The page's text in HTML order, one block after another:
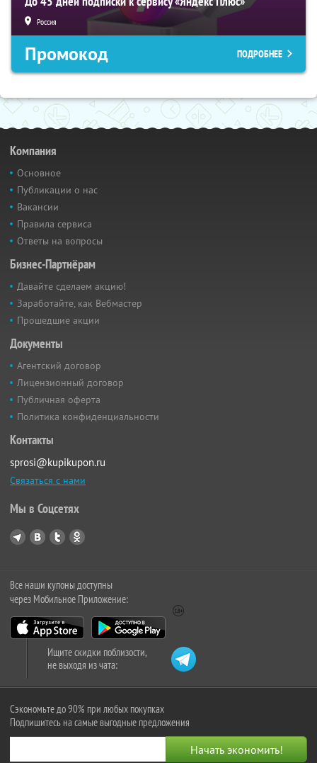
Россия
Промокод ПОДРОБНЕЕ
Компания
Основное
Публикации о нас
Вакансии
Правила сервиса
Ответы на вопросы
Бизнес-Партнёрам
Давайте сделаем акцию!
Заработайте, как Вебмастер
Прошедшие акции
Документы
Агентский договор
Лицензионный договор
Публичная оферта
Политика конфиденциальности
Контакты
sprosi@kupikupon.ru
Связаться с нами
Мы в Соцсетях
Все наши купоны доступны
через Мобильное Приложение:
Ищите скидки поблизости,
не выходя из чата:
Сэкономьте до 90% при любых покупках
Подпишитесь на самые выгодные предложения